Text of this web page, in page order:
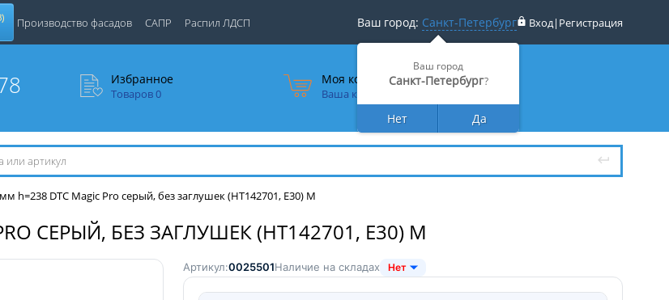
Ваш город: Санкт-Петербург
Ваш город
Санкт-Петербург?
Нет Да
Вход| Регистрация
Производство фасадов САПР Распил ЛДСП
Избранное
Товаров0
Моя корзина
Ваша корзина пуста
h=238 DTC Magic Pro серый, без заглушек (HT142701, E30) М
СЕРЫЙ, БЕЗ ЗАГЛУШЕК (HT142701, E30) М
Артикул:0025501Наличие на складах Нет